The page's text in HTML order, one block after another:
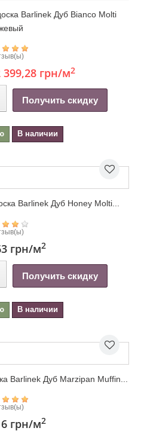
Barlinek Дуб Bianco Molti
399,28 грн/м2
Получить скидку
В наличии
Barlinek Дуб Honey Molti...
грн 2